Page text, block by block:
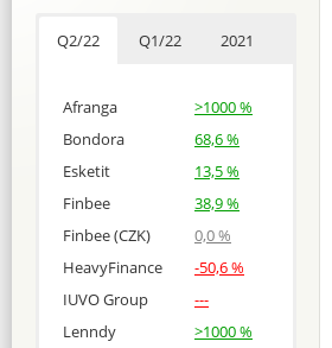
Q2/22 Q1/22 2021
Afranga
>1000 %
Bondora
68,6 %
Esketit
13,5 %
Finbee
38,9 %
Finbee (CZK)
0,0 %
HeavyFinance
-50,6 %
IUVO Group
---
Lenndy
>1000 %